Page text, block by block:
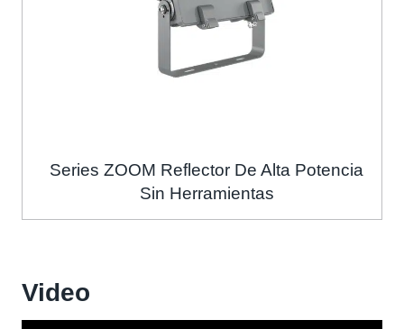
Series ZOOM Reflector De Alta Potencia
Sin Herramientas
Video